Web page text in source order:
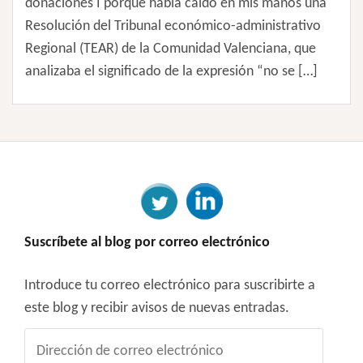
donaciones I porque había caído en mis manos una
Resolución del Tribunal económico-administrativo
Regional (TEAR) de la Comunidad Valenciana, que
analizaba el significado de la expresión “no se […]
Suscríbete al blog por correo electrónico
Introduce tu correo electrónico para suscribirte a
este blog y recibir avisos de nuevas entradas.